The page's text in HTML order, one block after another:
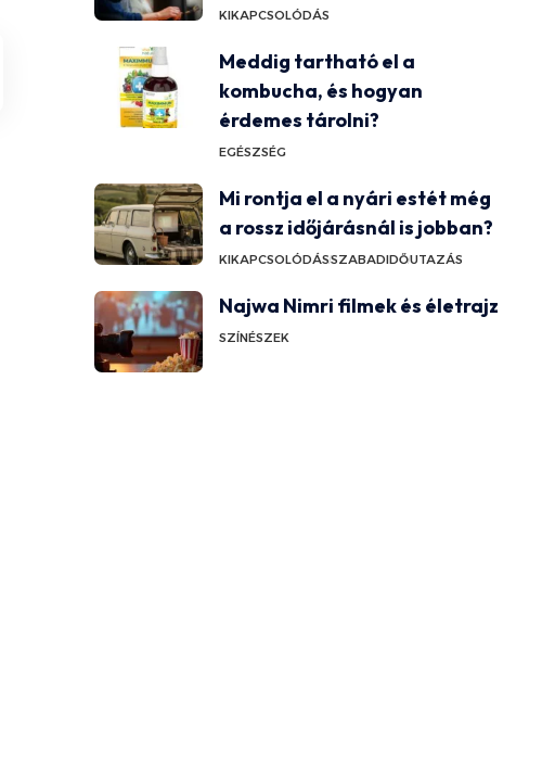
KIKAPCSOLÓDÁS
Meddig tartható el a
kombucha, és hogyan
érdemes tárolni?
EGÉSZSÉG
Mi rontja el a nyári estét még
a rossz időjárásnál is jobban?
KIKAPCSOLÓDÁSSZABADIDŐUTAZÁS
Najwa Nimri filmek és életrajz
SZÍNÉSZEK